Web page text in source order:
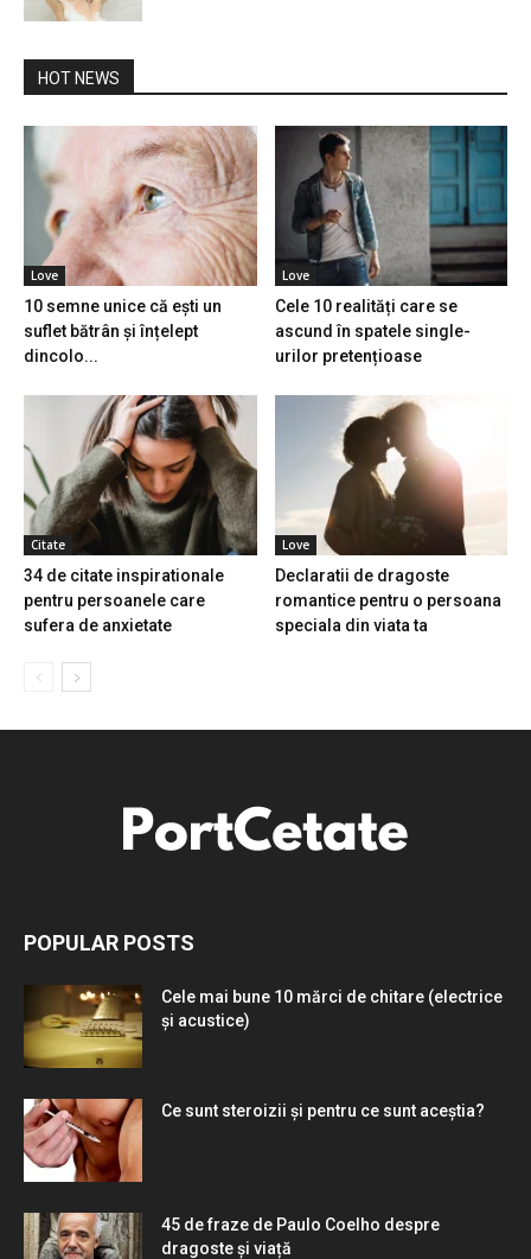
HOT NEWS
Love
10 semne unice că ești un
suflet bătrân și înțelept
dincolo...
Love
Cele 10 realități care se
ascund în spatele single-
urilor pretențioase
Citate
34 de citate inspirationale
pentru persoanele care
sufera de anxietate
Love
Declaratii de dragoste
romantice pentru o persoana
speciala din viata ta
POPULAR POSTS
Cele mai bune 10 mărci de chitare (electrice
și acustice)
Ce sunt steroizii și pentru ce sunt aceștia?
45 de fraze de Paulo Coelho despre
dragoste și viață